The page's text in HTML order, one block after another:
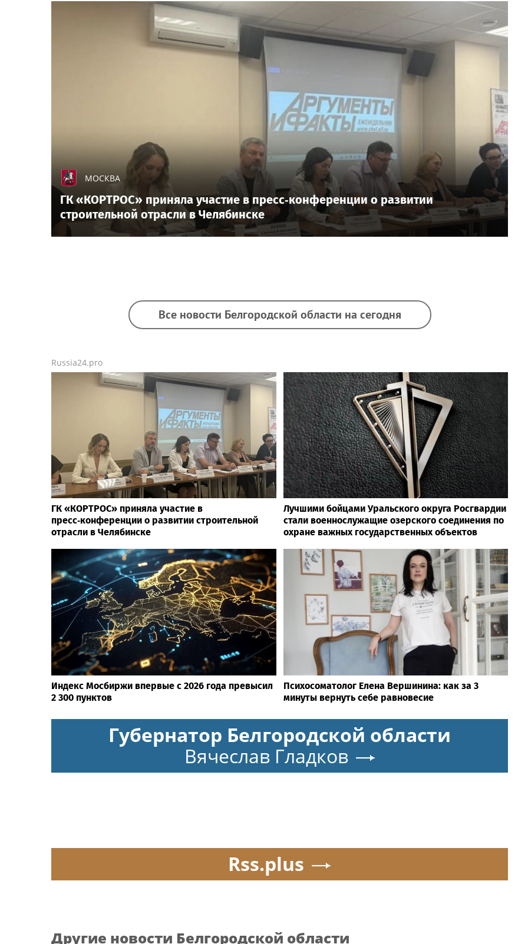
МОСКВА
ГК «КОРТРОС» приняла участие в пресс‑конференции о развитии
строительной отрасли в Челябинске
Все новости Белгородской области на сегодня
Russia24.pro
ГК «КОРТРОС» приняла участие в
пресс‑конференции о развитии строительной
отрасли в Челябинске
Лучшими бойцами Уральского округа Росгвардии
стали военнослужащие озерского соединения по
охране важных государственных объектов
Индекс Мосбиржи впервые с 2026 года превысил
2 300 пунктов
Психосоматолог Елена Вершинина: как за 3
минуты вернуть себе равновесие
Губернатор Белгородской области
Вячеслав Гладков
Rss.plus
Другие новости Белгородской области